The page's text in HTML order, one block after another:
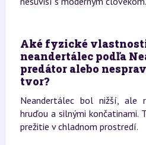
Aké fyzické
neandertálec podľa
predátor alebo
tvor?
Neandertálec bol nižší, ale
hruďou a silnými končatinami.
prežitie v chladnom prostredí.